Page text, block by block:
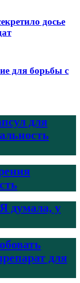
досье
для борьбы с
для
думала, у
для